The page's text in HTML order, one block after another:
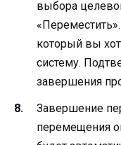
выбора
который вы
систему.
завершения
Завершение
перемещения